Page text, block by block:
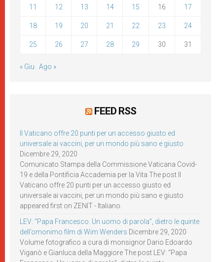
11 12 13 14 15 16 17
18 19 20 21 22 23 24
25 26 27 28 29 30 31
« Giu Ago »
FEED RSS
Il Vaticano offre 20 punti per un accesso giusto ed
universale ai vaccini, per un mondo più sano e giusto
Dicembre 29, 2020
Comunicato Stampa della Commissione Vaticana Covid-
19 e della Pontificia Accademia per la Vita The post Il
Vaticano offre 20 punti per un accesso giusto ed
universale ai vaccini, per un mondo più sano e giusto
appeared first on ZENIT - Italiano.
LEV: “Papa Francesco. Un uomo di parola”, dietro le quinte
dell’omonimo film di Wim Wenders Dicembre 29, 2020
Volume fotografico a cura di monsignor Dario Edoardo
Viganò e Gianluca della Maggiore The post LEV: “Papa